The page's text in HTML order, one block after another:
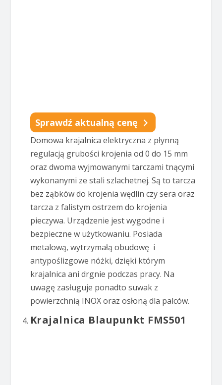
Sprawdź aktualną cenę
Domowa krajalnica elektryczna z płynną
regulacją grubości krojenia od 0 do 15 mm
oraz dwoma wyjmowanymi tarczami tnącymi
wykonanymi ze stali szlachetnej. Są to tarcza
bez ząbków do krojenia wędlin czy sera oraz
tarcza z falistym ostrzem do krojenia
pieczywa. Urządzenie jest wygodne i
bezpieczne w użytkowaniu. Posiada
metalową, wytrzymałą obudowę i
antypoślizgowe nóżki, dzięki którym
krajalnica ani drgnie podczas pracy. Na
uwagę zasługuje ponadto suwak z
powierzchnią INOX oraz osłoną dla palców.
Krajalnica Blaupunkt FMS501